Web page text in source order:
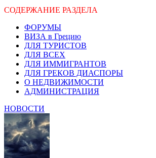
СОДЕРЖАНИЕ РАЗДЕЛА
ФОРУМЫ
ВИЗА в Грецию
ДЛЯ ТУРИСТОВ
ДЛЯ ВСЕХ
ДЛЯ ИММИГРАНТОВ
ДЛЯ ГРЕКОВ ДИАСПОРЫ
О НЕДВИЖИМОСТИ
АДМИНИСТРАЦИЯ
НОВОСТИ